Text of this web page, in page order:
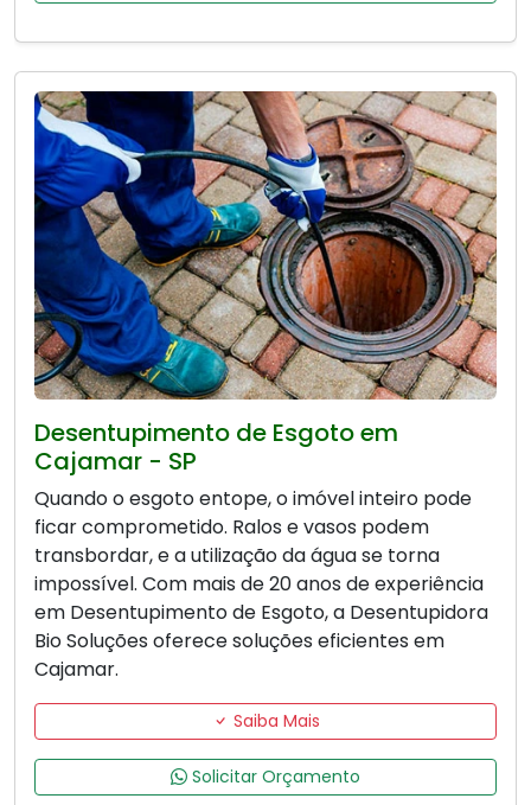
Desentupimento de Esgoto em
Cajamar - SP
Quando o esgoto entope, o imóvel inteiro pode
ficar comprometido. Ralos e vasos podem
transbordar, e a utilização da água se torna
impossível. Com mais de 20 anos de experiência
em Desentupimento de Esgoto, a Desentupidora
Bio Soluções oferece soluções eficientes em
Cajamar.
Saiba Mais
Solicitar Orçamento